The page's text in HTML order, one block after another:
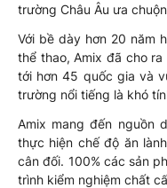
trường Châu Âu ưa
Với bề dày hơn 20 năm
thể thao, Amix đã cho
tới hơn 45 quốc gia và
trường nổi tiếng là khó
Amix mang đến nguồn
thực hiện chế độ ăn
cân đối. 100% các sản
trình kiểm nghiệm chất